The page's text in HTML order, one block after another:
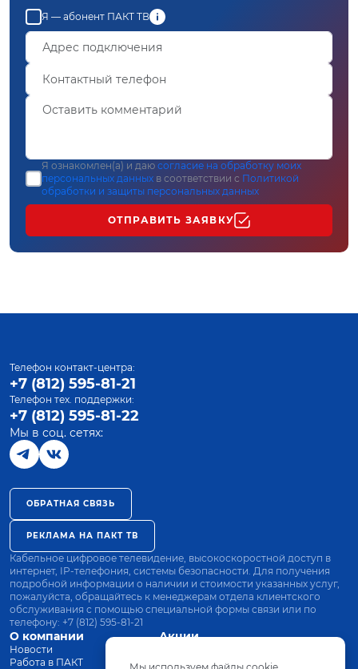
Я — абонент ПАКТ ТВ
Я ознакомлен(а) и даю согласие на обработку моих
персональных данных в соответствии с Политикой
обработки и защиты персональных данных
ОТПРАВИТЬ ЗАЯВКУ
О компании
Новости
Работа в ПАКТ
Акции
Оплата
Телефон контакт-центра:
+7 (812) 595-81-21
Телефон тех. поддержки:
+7 (812) 595-81-22
Мы в соц. сетях:
ОБРАТНАЯ СВЯЗЬ
РЕКЛАМА НА ПАКТ ТВ
Кабельное цифровое телевидение, высокоскоростной доступ в
интернет, IP-телефония, системы безопасности. Для получения
подробной информации о наличии и стоимости указанных услуг,
пожалуйста, обращайтесь к менеджерам отдела клиентского
обслуживания с помощью специальной формы связи или по
телефону: +7 (812) 595-81-21